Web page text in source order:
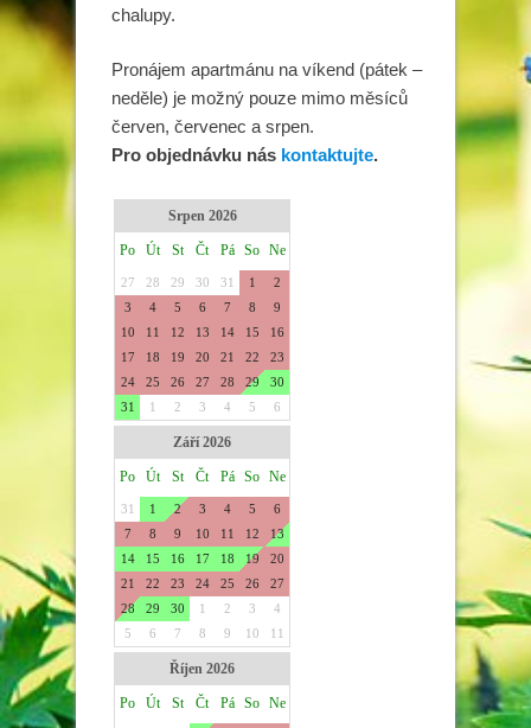
chalupy.
Pronájem apartmánu na víkend (pátek –
neděle) je možný pouze mimo měsíců
červen, červenec a srpen.
Pro objednávku nás kontaktujte.